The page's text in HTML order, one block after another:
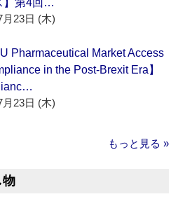
】第4回…
月23日 (木)
Pharmaceutical Market Access
in the Post-Brexit Era】
月23日 (木)
もっと見る »
物